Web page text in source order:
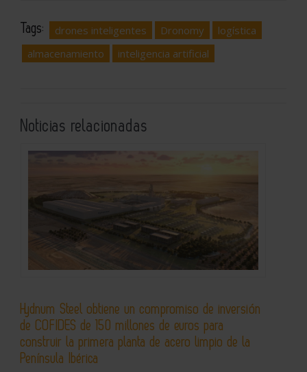
Tags: drones inteligentes Dronomy
logística
almacenamiento
inteligencia artificial
Noticias relacionadas
Hydnum Steel obtiene un compromiso de inversión
de COFIDES de 150 millones de euros para
construir la primera planta de acero limpio de la
Península Ibérica